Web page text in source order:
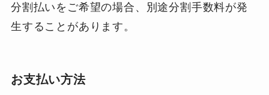
分割払いをご希望の場合、別途分割手数料が発
生することがあります。
お支払い方法